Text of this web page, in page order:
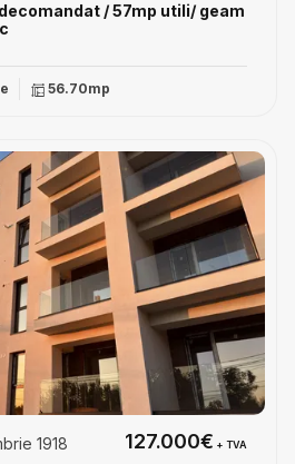
/ 57mp utili/ geam
56.70mp
1918 127.000€ + TVA